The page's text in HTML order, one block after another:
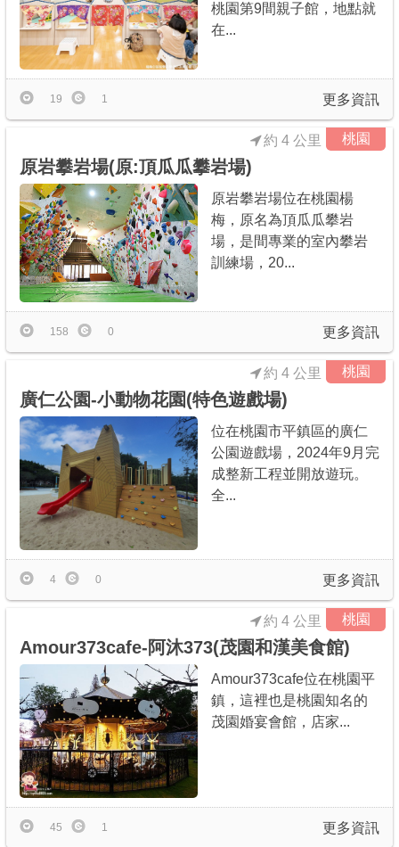
桃園第9間親子館，地點就
在...
更多資訊
19 1
桃園
原岩攀岩場(原:頂瓜瓜攀岩場)
約 4 公里
原岩攀岩場位在桃園楊
梅，原名為頂瓜瓜攀岩
場，是間專業的室內攀岩
訓練場，20...
更多資訊
158 0
桃園
廣仁公園-小動物花園(特色遊戲場)
約 4 公里
位在桃園市平鎮區的廣仁
公園遊戲場，2024年9月完
成整新工程並開放遊玩。
全...
更多資訊
4 0
桃園
Amour373cafe-阿沐373(茂園和漢美食館)
約 4 公里
Amour373cafe位在桃園平
鎮，這裡也是桃園知名的
茂園婚宴會館，店家...
更多資訊
45 1